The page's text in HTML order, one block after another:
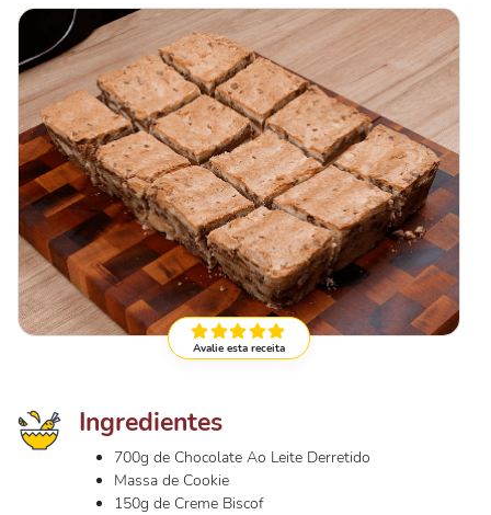
Avalie esta receita
Ingredientes
700g de Chocolate Ao Leite Derretido
Massa de Cookie
150g de Creme Biscof